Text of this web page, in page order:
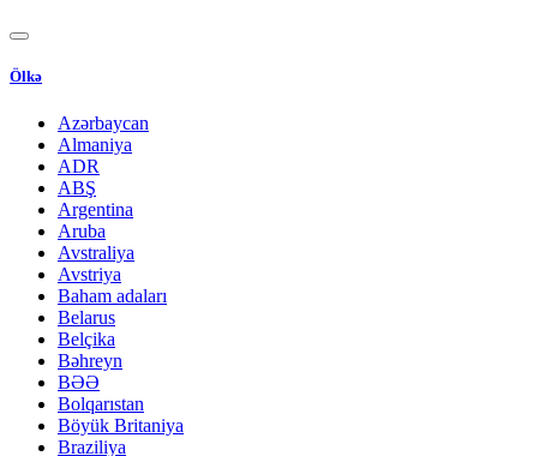
Ölkə
Azərbaycan
Almaniya
ADR
ABŞ
Argentina
Aruba
Avstraliya
Avstriya
Baham adaları
Belarus
Belçika
Bəhreyn
BƏƏ
Bolqarıstan
Böyük Britaniya
Braziliya